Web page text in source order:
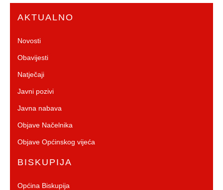
AKTUALNO
Novosti
Obavijesti
Natječaji
Javni pozivi
Javna nabava
Objave Načelnika
Objave Općinskog vijeća
BISKUPIJA
Općina Biskupija